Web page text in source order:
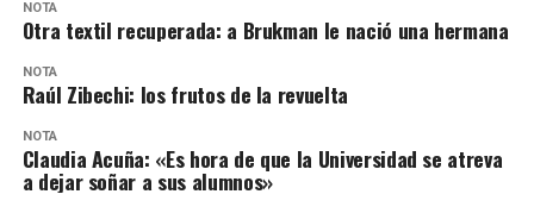
NOTA
Otra textil recuperada: a Brukman le nació una hermana
NOTA
Raúl Zibechi: los frutos de la revuelta
NOTA
Claudia Acuña: «Es hora de que la Universidad se atreva
a dejar soñar a sus alumnos»